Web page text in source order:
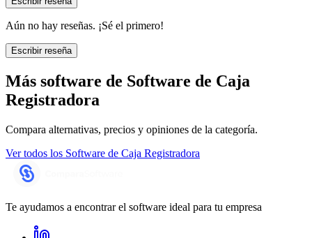
Aún no hay reseñas. ¡Sé el primero!
Escribir reseña
Más software de Software de Caja
Registradora
Compara alternativas, precios y opiniones de la categoría.
Ver todos los Software de Caja Registradora
Te ayudamos a encontrar el software ideal para tu empresa